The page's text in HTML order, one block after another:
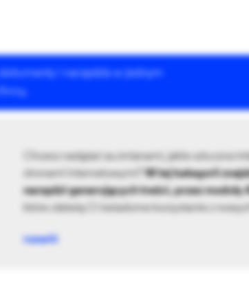
i narzędzia w jednym
Drupala
Chcesz nadążać za zmianami, jakie sztuczna
stronami internetowymi? W tej kategorii
narzędzi generujących treści, przez
które ułatwią Ci świadome korzystanie z
rozwiń